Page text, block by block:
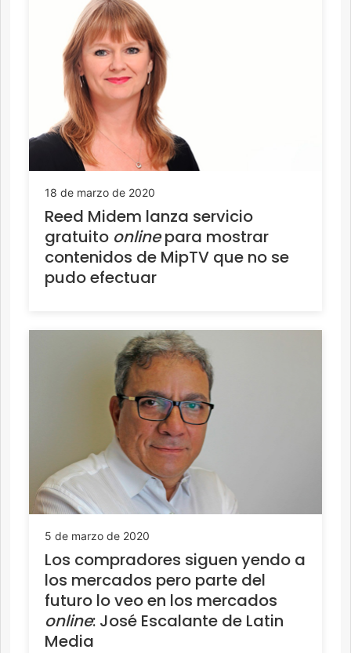
18 de marzo de 2020
Reed Midem lanza servicio
gratuito onlinepara mostrar
contenidos de MipTV que no se
pudo efectuar
5 de marzo de 2020
Los compradores siguen yendo a
los mercados pero parte del
futuro lo veo en los mercados
online: José Escalante de Latin
Media